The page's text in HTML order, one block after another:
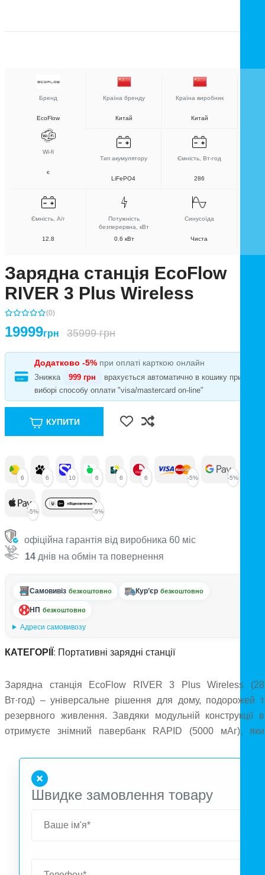
Бренд
EcoFlow
Країна бренду
Китай
Країна виробник
Китай
Wi-fi
є
Тип акумулятору
LiFePO4
Ємність, Вт-год
286
Ємність, А/г
12.8
Потужність
безперервна, кВт
0.6 кВт
Синусоїда
Чиста
Зарядна станція EcoFlow
RIVER 3 Plus Wireless
(0)
19999грн 35999 грн
Додатково -5% при оплаті карткою онлайн
Знижка 999 грн
врахується автоматично в кошику при
виборі способу оплати "visa/mastercard on-line"
КУПИТИ
6 6 10 6 6 6 -5% -5%
-5% -5%
офіційна гарантія від виробника 60 міс
14 днів на обмін та повернення
Самовивіз безкоштовно Кур’єр безкоштовно
НП безкоштовно
Адреси самовивозу
КАТЕГОРІЇ : Портативні зарядні станції
Зарядна станція EcoFlow RIVER 3 Plus Wireless
Вт·год) – універсальне рішення для дому, подорожей
резервного живлення. Завдяки модульній конструкції
отримуєте знімний павербанк RAPID (5000 мАг),
чи в кемпінгу. Потужність 600 Вт (X-Boost до 1200
дозволяє живити 90% побутової техніки, а
зарядка Qi2 15 Вт робить користування ще
автомобільної розетки, сонячних панелей (до 220
понад 3000 циклів завдяки акумулятору LiFePO4.
Швидке замовлення товару